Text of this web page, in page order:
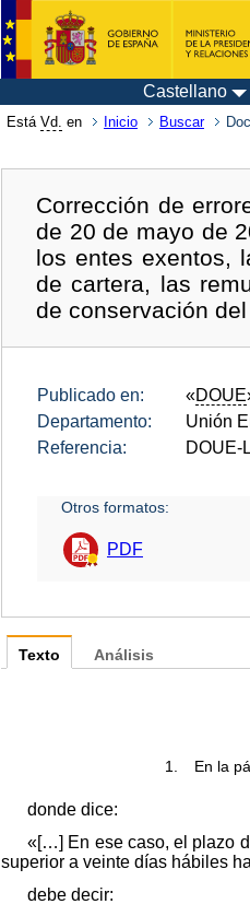
Castellano
Está Vd. en Inicio Buscar
Corrección de
de 20 de mayo de
los entes exentos,
de cartera, las
de conservación
Publicado en: «DOUE
Departamento:
Unión
Referencia:
DOUE-
Otros formatos:
PDF
Texto
1. En la
donde dice:
«[…] En ese caso, el plazo
superior a veinte días hábiles
debe decir:
Análisis